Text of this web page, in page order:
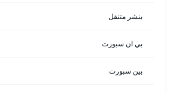
بنشر متنقل
بي ان سبورت
بين سبورت